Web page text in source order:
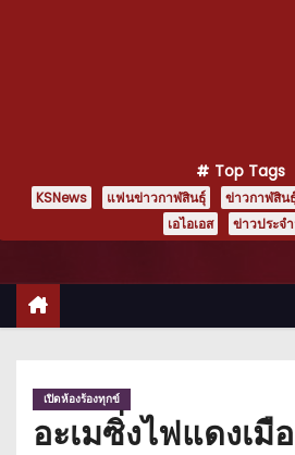
Top Tags
KSNews แฟนข่าวกาฬสินธุ์ ข่าวกาฬสิน
เอไอเอส
ข่าวประจ
เปิดห้องร้องทุกข์
อะเมซิ่งไฟแดงเมื